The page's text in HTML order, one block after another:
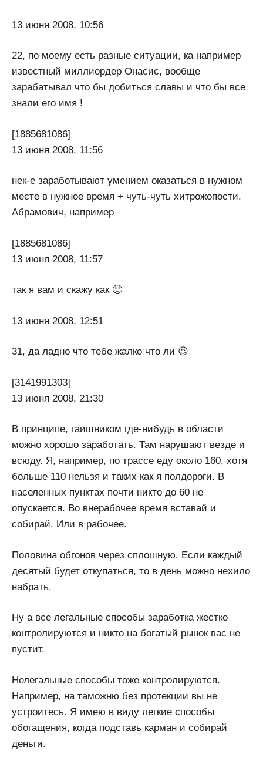
13 июня 2008, 10:56
22, по моему есть разные ситуации, ка например
известный миллиордер Онасис, вообще
зарабатывал что бы добиться славы и что бы все
знали его имя !
[1885681086]
13 июня 2008, 11:56
нек-е заработывают умением оказаться в нужном
месте в нужное время + чуть-чуть хитрожопости.
Абрамович, например
[1885681086]
13 июня 2008, 11:57
так я вам и скажу как 🙂
13 июня 2008, 12:51
31, да ладно что тебе жалко что ли 😉
[3141991303]
13 июня 2008, 21:30
В принципе, гаишником где-нибудь в области
можно хорошо заработать. Там нарушают везде и
всюду. Я, например, по трассе еду около 160, хотя
больше 110 нельзя и таких как я полдороги. В
населенных пунктах почти никто до 60 не
опускается. Во внерабочее время вставай и
собирай. Или в рабочее.
Половина обгонов через сплошную. Если каждый
десятый будет откупаться, то в день можно нехило
набрать.
Ну а все легальные способы заработка жестко
контролируются и никто на богатый рынок вас не
пустит.
Нелегальные способы тоже контролируются.
Например, на таможню без протекции вы не
устроитесь. Я имею в виду легкие способы
обогащения, когда подставь карман и собирай
деньги.